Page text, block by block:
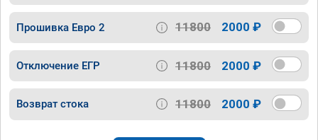
Прошивка Евро 2 11800 2000 ₽
Отключение ЕГР 11800 2000 ₽
Возврат стока 11800 2000 ₽